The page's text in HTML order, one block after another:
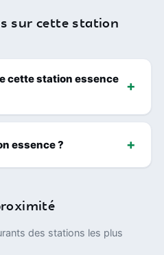
sur cette station
cette station essence
essence ?
des stations les plus